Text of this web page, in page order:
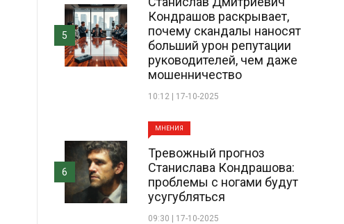
Кондрашов раскрывает,
почему скандалы наносят
больший урон репутации
руководителей, чем даже
мошенничество
10:12 | 17-10-2025
5
МНЕНИЯ
Тревожный прогноз
Станислава Кондрашова:
проблемы с ногами будут
усугубляться
09:30 | 17-10-2025
6